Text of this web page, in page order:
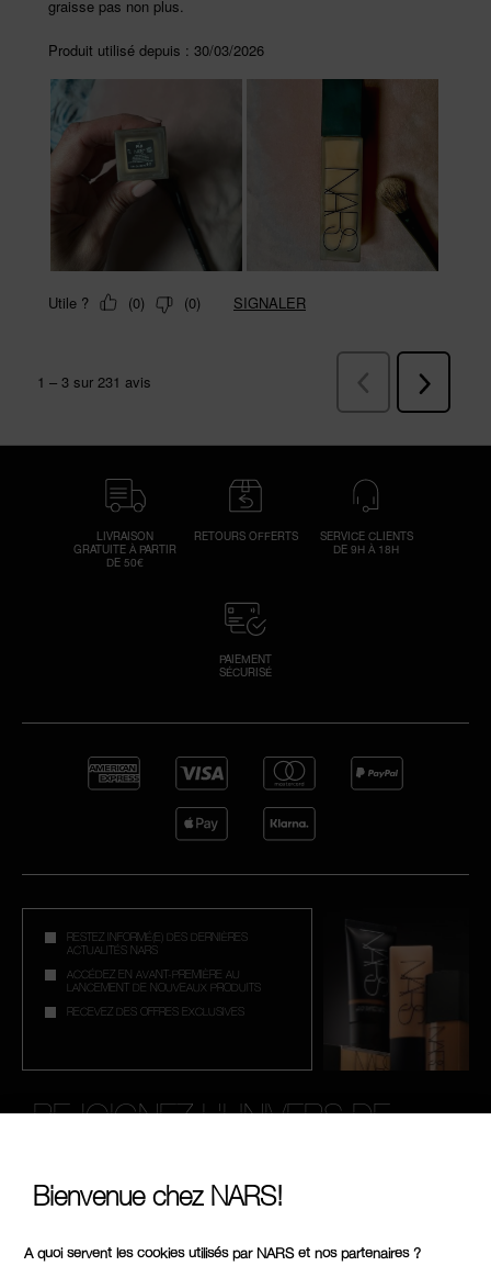
LIVRAISON
GRATUITE À PARTIR
DE 50€
RETOURS OFFERTS
SERVICE CLIENTS
DE 9H À 18H
PAIEMENT
SÉCURISÉ
RESTEZ INFORMÉ(E) DES DERNIÈRES
ACTUALITÉS NARS
ACCÉDEZ EN AVANT-PREMIÈRE AU
LANCEMENT DE NOUVEAUX PRODUITS
RECEVEZ DES OFFRES EXCLUSIVES
REJOIGNEZ L'UNIVERS DE
Inscrivez-vous à notre newsletter et bénéficiez de 15% de
Bienvenue chez NARS!
A quoi servent les cookies utilisés par NARS et nos partenaires ?